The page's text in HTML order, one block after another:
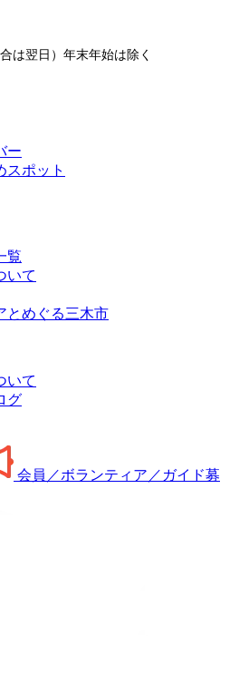
は翌日）年末年始は除く
ー
スポット
覧
いて
とめぐる三木市
いて
グ
会員／ボランティア／ガイド募